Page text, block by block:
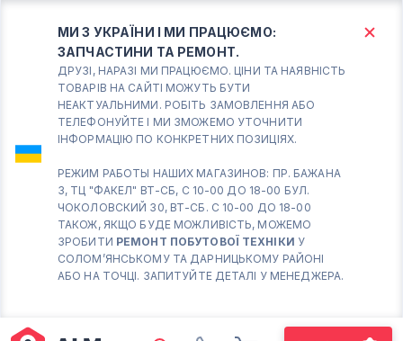
МИ З УКРАЇНИ І МИ ПРАЦЮЄМО:
ЗАПЧАСТИНИ ТА РЕМОНТ.
ДРУЗІ, НАРАЗІ МИ ПРАЦЮЄМО. ЦІНИ ТА НАЯВНІСТЬ
ТОВАРІВ НА САЙТІ МОЖУТЬ БУТИ
НЕАКТУАЛЬНИМИ. РОБІТЬ ЗАМОВЛЕННЯ АБО
ТЕЛЕФОНУЙТЕ І МИ ЗМОЖЕМО УТОЧНИТИ
ІНФОРМАЦІЮ ПО КОНКРЕТНИХ ПОЗИЦІЯХ.
РЕЖИМ РАБОТЫ НАШИХ МАГАЗИНОВ: ПР. БАЖАНА
3, ТЦ "ФАКЕЛ" ВТ-СБ, С 10-00 ДО 18-00 БУЛ.
ЧОКОЛОВСКИЙ 30, ВТ-СБ. С 10-00 ДО 18-00
ТАКОЖ, ЯКЩО БУДЕ МОЖЛИВІСТЬ, МОЖЕМО
ЗРОБИТИ РЕМОНТ ПОБУТОВОЇ ТЕХНІКИ У
СОЛОМ’ЯНСЬКОМУ ТА ДАРНИЦЬКОМУ РАЙОНІ
АБО НА ТОЧЦІ. ЗАПИТУЙТЕ ДЕТАЛІ У МЕНЕДЖЕРА.
КИЇВ БОРИСПІЛЬ
Вт.- Сб.
10:00 - 18:00
Солом'янський район
працює ВТ-СБ с10-00 до
18-00
(098) 672 76 42